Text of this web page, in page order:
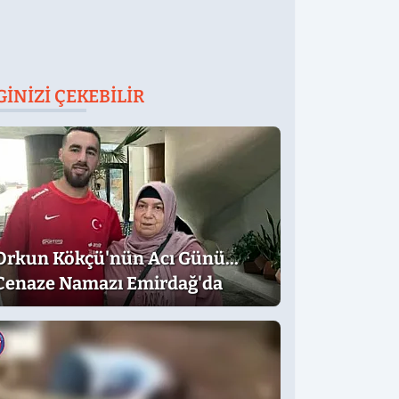
ÇEKEBILIR
Kökçü'nün Acı Günü...
Namazı Emirdağ'da